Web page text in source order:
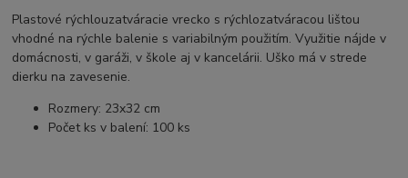
Plastové rýchlouzatváracie vrecko s rýchlozatváracou lištou
vhodné na rýchle balenie s variabilným použitím. Využitie nájde v
domácnosti, v garáži, v škole aj v kancelárii. Uško má v strede
dierku na zavesenie.
Rozmery: 23x32 cm
Počet ks v balení: 100 ks